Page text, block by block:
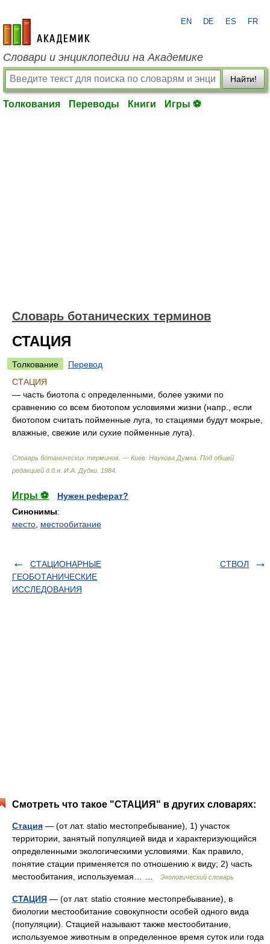
academic.ru
EN DE ES FR
Словари и энциклопедии на Академике
Найти!
Толкования Переводы Книги Игры ⚽
Словарь ботанических терминов
СТАЦИЯ
Толкование
Перевод
СТАЦИЯ
— часть биотопа с определенными, более узкими по
сравнению со всем биотопом условиями жизни (напр., если
биотопом считать пойменные луга, то стациями будут мокрые,
влажные, свежие или сухие пойменные луга).
Словарь ботанических терминов. — Киев: Наукова Думка Под общей
редакцией д.б.н. И.А. Дудки 1984
Игры ⚽
Нужен реферат?
Синонимы:
место местообитание
СТАЦИОНАРНЫЕ
ГЕОБОТАНИЧЕСКИЕ
ИССЛЕДОВАНИЯ
СТВОЛ
Смотреть что такое "СТАЦИЯ" в других словарях:
Стация — (от лат. statio местопребывание), 1) участок
территории, занятый популяцией вида и характеризующийся
определенными экологическими условиями. Как правило,
понятие стации применяется по отношению к виду; 2) часть
местообитания, используемая… …
Экологический словарь
СТАЦИЯ — (от лат. statio стояние местопребывание), в
биологии местообитание совокупности особей одного вида
(популяции). Стацией называют также местообитание,
используемое животным в определенное время суток или года